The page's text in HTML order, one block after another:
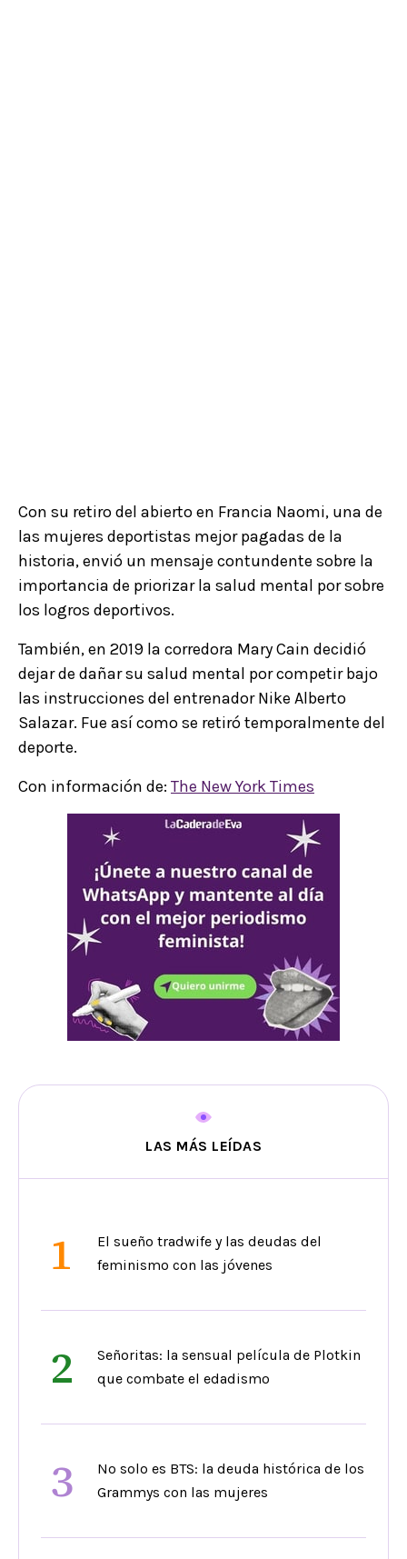
Con su retiro del abierto en Francia Naomi, una de
las mujeres deportistas mejor pagadas de la
historia, envió un mensaje contundente sobre la
importancia de priorizar la salud mental por sobre
los logros deportivos.
También, en 2019 la corredora Mary Cain decidió
dejar de dañar su salud mental por competir bajo
las instrucciones del entrenador Nike Alberto
Salazar. Fue así como se retiró temporalmente del
deporte.
Con información de: The New York Times
LAS MÁS LEÍDAS
1
El sueño tradwife y las deudas del
feminismo con las jóvenes
2
Señoritas: la sensual película de Plotkin
que combate el edadismo
3
No solo es BTS: la deuda histórica de los
Grammys con las mujeres